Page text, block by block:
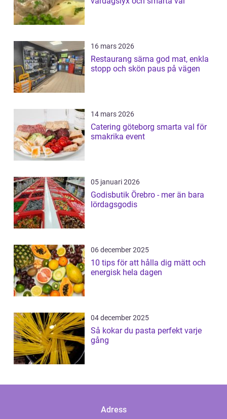
16 mars 2026
Restaurang särna god mat, enkla
stopp och skön paus på vägen
14 mars 2026
Catering göteborg smarta val för
smakrika event
05 januari 2026
Godisbutik Örebro - mer än bara
lördagsgodis
06 december 2025
10 tips för att hålla dig mätt och
energisk hela dagen
04 december 2025
Så kokar du pasta perfekt varje
gång
Adress